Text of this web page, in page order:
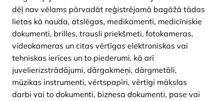
dēļ nav vēlams pārvadāt reģistrējamā bagāžā tādas
lietas kā nauda, atslēgas, medikamenti, medicīniskie
dokumenti, brilles, trausli priekšmeti, fotokameras,
videokameras un citas vērtīgas elektroniskas vai
tehniskas ierīces un to piederumi, kā arī
juvelierizstrādājumi, dārgakmeņi, dārgmetāli,
mūzikas instrumenti, vērtspapīri, vērtīgi mākslas
darbi vai to dokumenti, biznesa dokumenti, pase vai